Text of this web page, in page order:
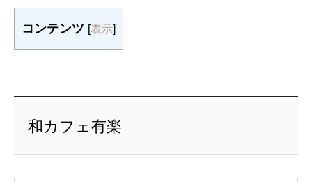
コンテンツ [表示]
和カフェ有楽